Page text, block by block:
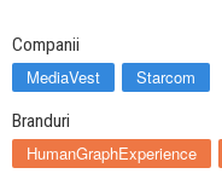
Companii
MediaVest Starcom
Branduri
HumanGraphExperience